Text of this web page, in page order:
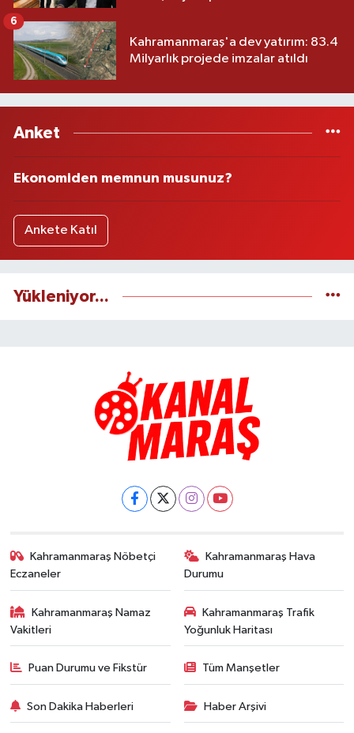
Kahramanmaraş'a dev yatırım: 83.4
Milyarlık projede imzalar atıldı
6
Anket
Ekonomiden memnun musunuz?
Ankete Katıl
Yükleniyor...
Kahramanmaraş Nöbetçi
Eczaneler
Kahramanmaraş Hava
Durumu
Kahramanmaraş Namaz
Vakitleri
Kahramanmaraş Trafik
Yoğunluk Haritası
Puan Durumu ve Fikstür Tüm Manşetler
Son Dakika Haberleri Haber Arşivi